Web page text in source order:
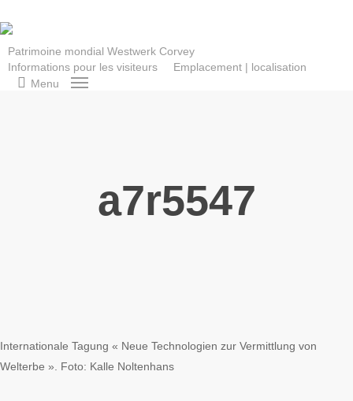
to
main
content
Patrimoine mondial Westwerk Corvey
Informations pour les visiteurs
Emplacement | localisation
search
Menu
a7r5547
Internationale Tagung « Neue Technologien zur Vermittlung von
Welterbe ». Foto: Kalle Noltenhans